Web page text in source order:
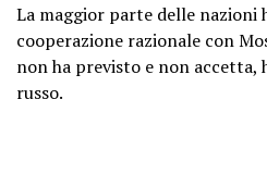
La maggior parte delle nazioni
cooperazione razionale con
non ha previsto e non
russo.